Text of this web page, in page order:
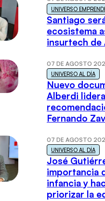
UNIVERSO
Santiago
ecosistema
insurtech de
07 DE AGOSTO
UNIVERSO AL DÍA
Nuevo
Alberdi
Fernando
07 DE AGOSTO
UNIVERSO AL DÍA
José
importancia
infancia y
priorizar la